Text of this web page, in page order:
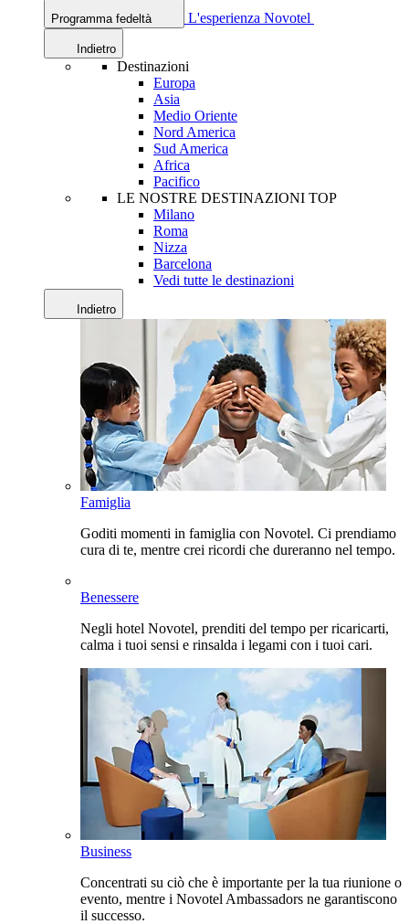
Programma fedeltà L'esperienza Novotel
Indietro
Destinazioni
Europa
Asia
Medio Oriente
Nord America
Sud America
Africa
Pacifico
LE NOSTRE DESTINAZIONI TOP
Milano
Roma
Nizza
Barcelona
Vedi tutte le destinazioni
Indietro
Famiglia
Goditi momenti in famiglia con Novotel. Ci prendiamo
cura di te, mentre crei ricordi che dureranno nel tempo.
Benessere
Negli hotel Novotel, prenditi del tempo per ricaricarti,
calma i tuoi sensi e rinsalda i legami con i tuoi cari.
Business
Concentrati su ciò che è importante per la tua riunione o
evento, mentre i Novotel Ambassadors ne garantiscono
il successo.